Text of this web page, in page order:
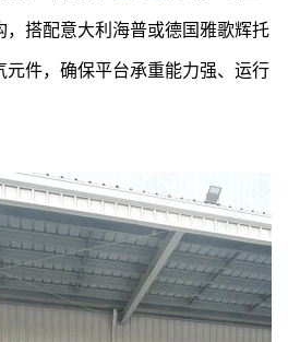
，搭配意大利海普或德国雅歌辉托
元件，确保平台承重能力强、运行